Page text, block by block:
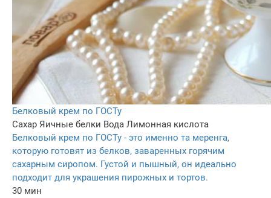
Белковый крем по ГОСТу
Сахар Яичные белки Вода Лимонная кислота
Белковый крем по ГОСТу - это именно та меренга,
которую готовят из белков, заваренных горячим
сахарным сиропом. Густой и пышный, он идеально
подходит для украшения пирожных и тортов.
30 мин